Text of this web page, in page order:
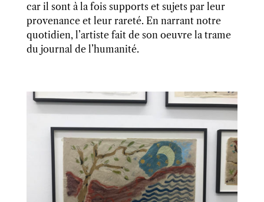
car il sont à la fois supportset sujets parleur
provenance et leur rareté. En narrant notre
quotidien, l’artiste fait de son oeuvre la trame
du journal de l’humanité.